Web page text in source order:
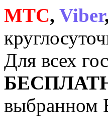
MTC, Viber
Для всех
выбранном